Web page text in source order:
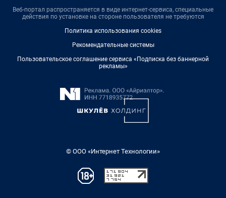
Веб-портал распространяется в виде интернет-сервиса, специальные
действия по установке на стороне пользователя не требуются
Политика использования cookies
Рекомендательные системы
Пользовательское соглашение сервиса «Подписка без баннерной
рекламы»
© ООО «Интернет Технологии»